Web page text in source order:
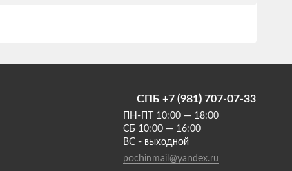
СПБ +7 (981) 707-07-33
ПН-ПТ 10:00 — 18:00
СБ 10:00 — 16:00
ВС - выходной
pochinmail@yandex.ru